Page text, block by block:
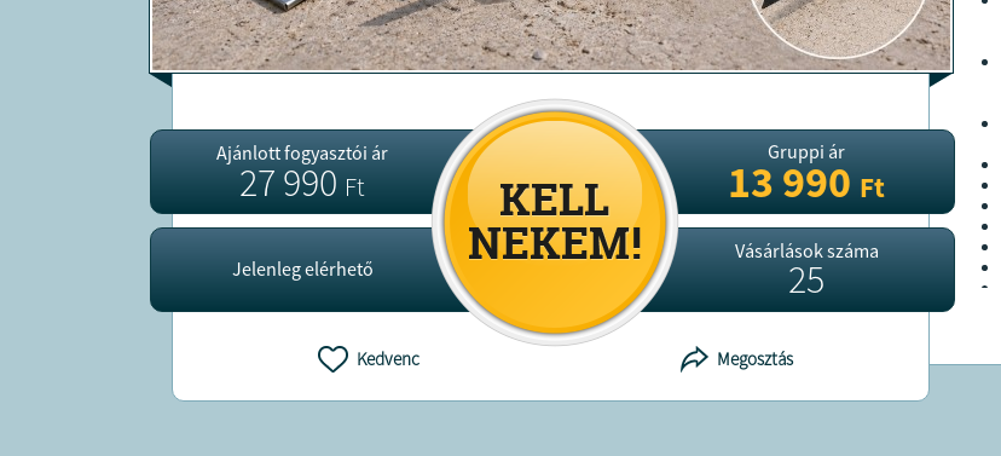
Ajánlott fogyasztói ár
27 990Ft
Jelenleg elérhető
Gruppi ár
13 990Ft
Vásárlások száma
25
Kedvenc Megosztás